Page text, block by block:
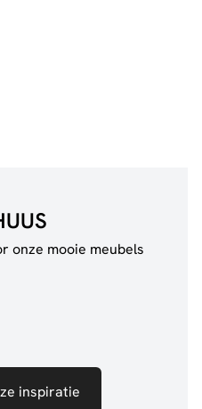
onze mooie meubels
inspiratie